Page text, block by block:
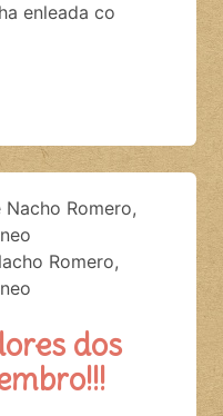
enleada co
Romero,
dos